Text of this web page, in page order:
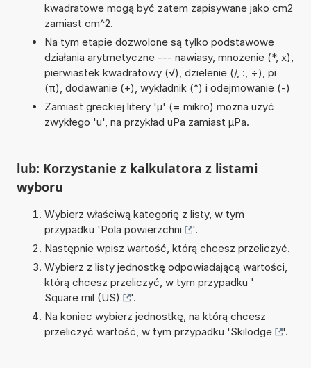
kwadratowe mogą być zatem zapisywane jako cm2
zamiast cm^2.
Na tym etapie dozwolone są tylko podstawowe
działania arytmetyczne --- nawiasy, mnożenie (*, x),
pierwiastek kwadratowy (√), dzielenie (/, :, ÷), pi
(π), dodawanie (+), wykładnik (^) i odejmowanie (-)
Zamiast greckiej litery 'µ' (= mikro) można użyć
zwykłego 'u', na przykład uPa zamiast µPa.
lub: Korzystanie z kalkulatora z listami
wyboru
Wybierz właściwą kategorię z listy, w tym
przypadku 'Pola powierzchni
'.
Następnie wpisz wartość, którą chcesz przeliczyć.
Wybierz z listy jednostkę odpowiadającą wartości,
którą chcesz przeliczyć, w tym przypadku '
Square mil (US)
'.
Na koniec wybierz jednostkę, na którą chcesz
przeliczyć wartość, w tym przypadku 'Skilodge '.